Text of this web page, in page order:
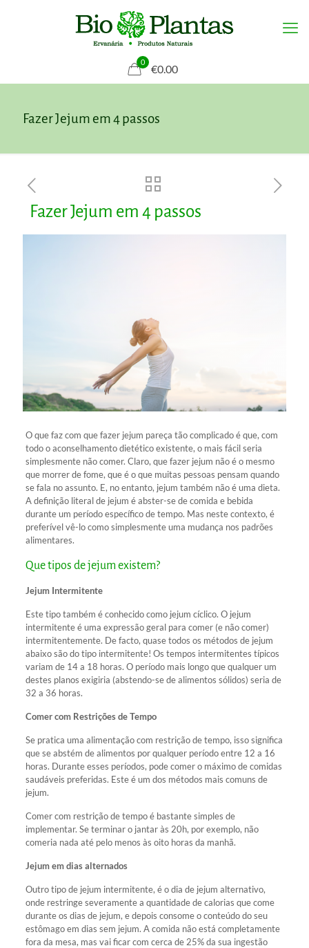
0
€0.00
Fazer Jejum em 4 passos
Fazer Jejum em 4 passos
O que faz com que fazer jejum pareça tão complicado é que, com
todo o aconselhamento dietético existente, o mais fácil seria
simplesmente não comer. Claro, que fazer jejum não é o mesmo
que morrer de fome, que é o que muitas pessoas pensam quando
se fala no assunto. E, no entanto, jejum também não é uma dieta.
A definição literal de jejum é abster-se de comida e bebida
durante um período específico de tempo. Mas neste contexto, é
preferível vê-lo como simplesmente uma mudança nos padrões
alimentares.
Que tipos de jejum existem?
Jejum Intermitente
Este tipo também é conhecido como jejum cíclico. O jejum
intermitente é uma expressão geral para comer (e não comer)
intermitentemente. De facto, quase todos os métodos de jejum
abaixo são do tipo intermitente! Os tempos intermitentes típicos
variam de 14 a 18 horas. O período mais longo que qualquer um
destes planos exigiria (abstendo-se de alimentos sólidos) seria de
32 a 36 horas.
Comer com Restrições de Tempo
Se pratica uma alimentação com restrição de tempo, isso significa
que se abstém de alimentos por qualquer período entre 12 a 16
horas. Durante esses períodos, pode comer o máximo de comidas
saudáveis preferidas. Este é um dos métodos mais comuns de
jejum.
Comer com restrição de tempo é bastante simples de
implementar. Se terminar o jantar às 20h, por exemplo, não
comeria nada até pelo menos às oito horas da manhã.
Jejum em dias alternados
Outro tipo de jejum intermitente, é o dia de jejum alternativo,
onde restringe severamente a quantidade de calorias que come
durante os dias de jejum, e depois consome o conteúdo do seu
estômago em dias sem jejum. A comida não está completamente
fora da mesa, mas vai ficar com cerca de 25% da sua ingestão